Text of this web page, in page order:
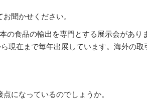
聞かせください。
の食品の輸出を専門とする展示会があ
現在まで毎年出展しています。海外の
になっているのでしょうか。